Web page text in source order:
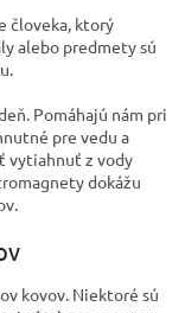
človeka, ktorý
alebo predmety sú
Pomáhajú nám pri
pre vedu a
vytiahnuť z vody
dokážu
kovov. Niektoré sú